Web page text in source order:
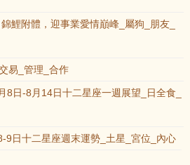
鯉附體，迎事業愛情巔峰_屬狗_朋友_
易_管理_合作
8日-8月14日十二星座一週展望_日全食_
9日十二星座週末運勢_土星_宮位_內心